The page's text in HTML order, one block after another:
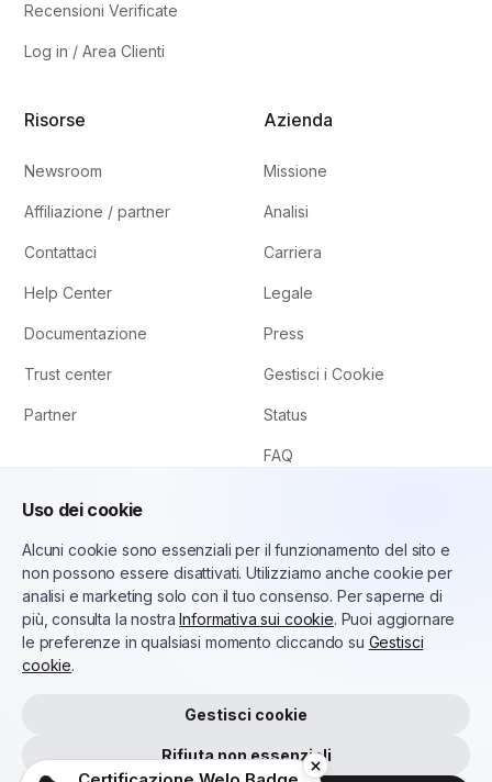
Recensioni Verificate
Log in / Area Clienti
Risorse
Newsroom
Affiliazione / partner
Contattaci
Help Center
Documentazione
Trust center
Partner
Azienda
Missione
Analisi
Carriera
Legale
Press
Gestisci i Cookie
Status
FAQ
Italiano (IT)
Uso dei cookie
Alcuni cookie sono essenziali per il funzionamento del sito e
non possono essere disattivati. Utilizziamo anche cookie per
analisi e marketing solo con il tuo consenso. Per saperne di
più, consulta la nostraInformativa sui cookie. Puoi aggiornare
le preferenze in qualsiasi momento cliccando su Gestisci
cookie.
Gestisci cookie
Rifiuta non essenziali